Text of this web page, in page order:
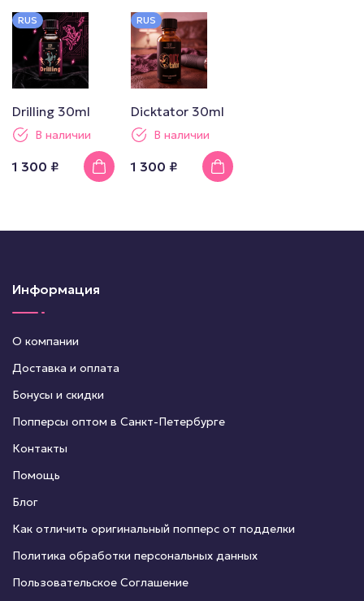
RUS
Drilling 30ml
В наличии
1 300 ₽
RUS
Dicktator 30ml
В наличии
1 300 ₽
Информация
О компании
Доставка и оплата
Бонусы и скидки
Попперсы оптом в Санкт-Петербурге
Контакты
Помощь
Блог
Как отличить оригинальный попперс от подделки
Политика обработки персональных данных
Пользовательское Соглашение